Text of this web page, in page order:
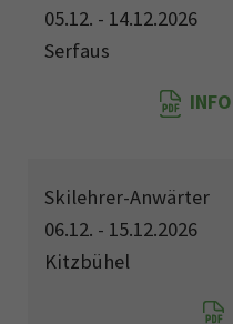
05.12. - 14.12.2026
Serfaus
INFO
Skilehrer-Anwärter
06.12. - 15.12.2026
Kitzbühel